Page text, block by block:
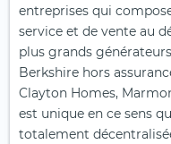
entreprises qui
service et de vente au
plus grands
Berkshire hors
Clayton Homes,
est unique en ce sens
totalement